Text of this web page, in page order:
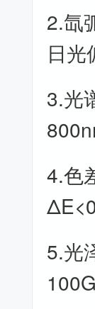
2.氙
日光
3.光
4.色
5.光